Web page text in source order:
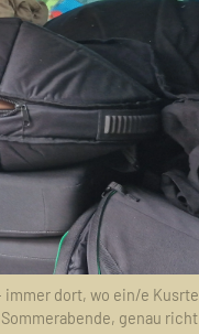
immer dort, wo ein/e
genau